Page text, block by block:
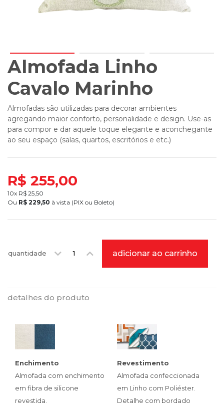
Almofada Linho
Cavalo Marinho
Almofadas são utilizadas para decorar ambientes
agregando maior conforto, personalidade e design. Use-as
para compor e dar aquele toque elegante e aconchegante
ao seu espaço (salas, quartos, escritórios e etc.)
R$ 255,00
10x R$ 25,50
Ou R$ 229,50 à vista (PIX ou Boleto)
quantidade adicionar ao carrinho
detalhes do produto
Enchimento
Almofada com enchimento
em fibra de silicone
revestida.
Revestimento
Almofada confeccionada
em Linho com Poliéster.
Detalhe com bordado